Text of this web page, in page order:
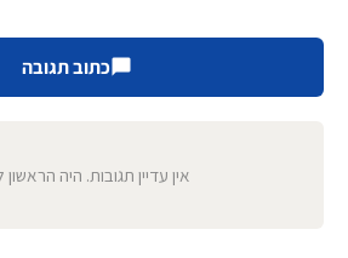
כתוב תגובה
אין עדיין תגובות. היה הראשון